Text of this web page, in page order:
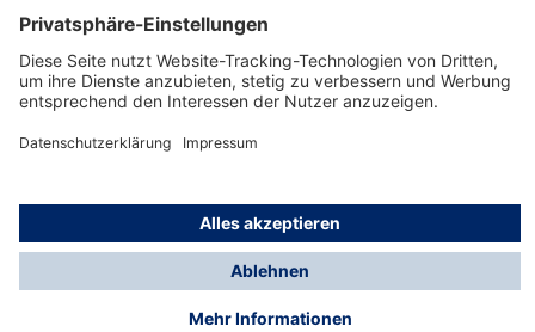
Über Dräger
Informationen
© Dräger Austria GmbH, 2024
* Alle Preise exkl. gesetzl. Mehrwertsteuer zzgl.
Versandkosten und ggf. Nachnahmegebühren, wenn
nicht anders angegeben.